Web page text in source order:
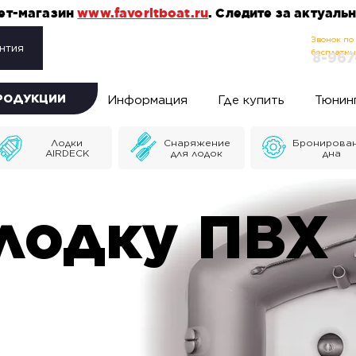
магазинwww.favoritboat.ru. Следите за
Звонок по
8-
Информация Где купить
Лодки
AIRDECK
Снаряжение
для лодок
дна
ПВХ